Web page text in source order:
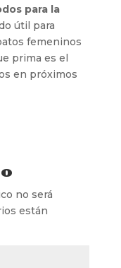
para la
útil para
femeninos
prima es el
en próximos
no será
están